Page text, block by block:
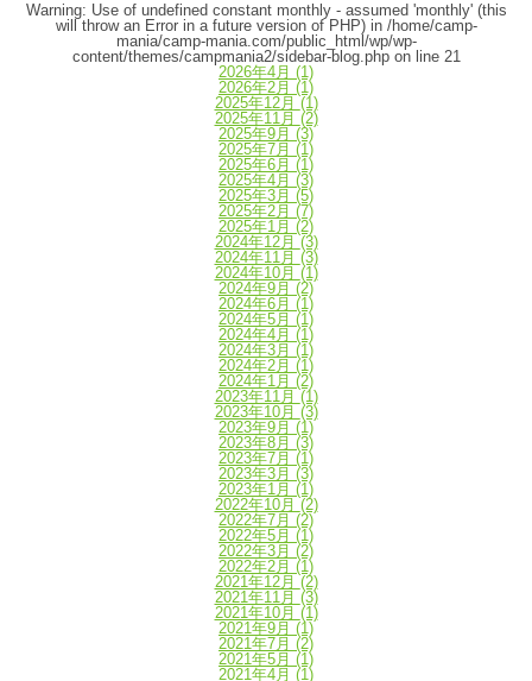
Warning: Use of undefined constant monthly - assumed 'monthly' (this
will throw an Error in a future version of PHP) in /home/camp-
mania/camp-mania.com/public_html/wp/wp-
content/themes/campmania2/sidebar-blog.phpon line 21
2026年4月 (1)
2026年2月 (1)
2025年12月 (1)
2025年11月 (2)
2025年9月 (3)
2025年7月 (1)
2025年6月 (1)
2025年4月 (3)
2025年3月 (5)
2025年2月 (7)
2025年1月 (2)
2024年12月 (3)
2024年11月 (3)
2024年10月 (1)
2024年9月 (2)
2024年6月 (1)
2024年5月 (1)
2024年4月 (1)
2024年3月 (1)
2024年2月 (1)
2024年1月 (2)
2023年11月 (1)
2023年10月 (3)
2023年9月 (1)
2023年8月 (3)
2023年7月 (1)
2023年3月 (3)
2023年1月 (1)
2022年10月 (2)
2022年7月 (2)
2022年5月 (1)
2022年3月 (2)
2022年2月 (1)
2021年12月 (2)
2021年11月 (3)
2021年10月 (1)
2021年9月 (1)
2021年7月 (2)
2021年5月 (1)
2021年4月 (1)